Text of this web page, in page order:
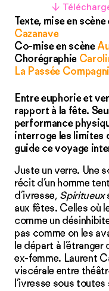
↓
Texte, mise en
Cazanave
Co-mise en scène
Chorégraphie
La Passée
Entre euphorie et
rapport à la fête.
performance
interroge les limites
guide ce voyage
Juste un verre. Une
récit d’un homme
d’ivresse, Spiritueux
aux fêtes. Celles où
comme un
pas comme on les
le départ à
ex-femme. Laurent
viscérale entre
l’ivresse sous toutes